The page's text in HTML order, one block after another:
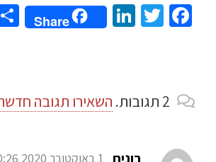
Facebook
Twitter
LinkedIn
Share
2 תגובות. השאירו תגובה
1 באוקטובר 2020 20:26